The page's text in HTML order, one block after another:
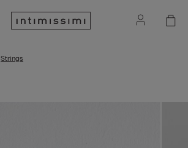
Strings